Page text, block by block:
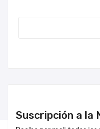
Suscripción a la